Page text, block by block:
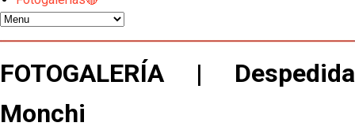
El Sevilla mueve ficha por Robbie Ure: la opción 'A'
para el ataque nervionense
Los contratiempos para García Plaza por la mala
gestión de un inválido Consejo
El Sevilla C se queda en Tercera Federación
FOTOGALERÍA | Despedida
Monchi